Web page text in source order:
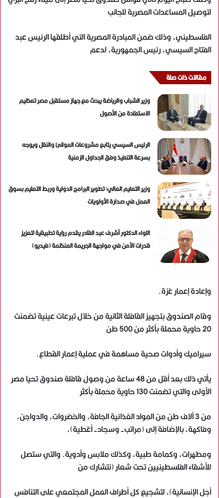
لتوصيل المساعدات المصرية للجانب
الفلسطيني، وذلك ضمن المبادرة المصرية التي أطلقها الرئيس عبد
الفتاح السيسي، رئيس الجمهورية، لدعم
مقالات ذات صلة
وزير الشباب والرياضة يبحث مع جهاز مستقبل مصر تعظيم
الاستفادة من الأصول
الرئيس السيسي يتابع مشروعات الموانئ والنقل ويوجه
بسرعة التنفيذ وفق الجداول الزمنية
وزير التعليم العالي: تطوير البرامج الدولية وربط التعليم بسوق
العمل في صدارة الأولويات
اللواء الدكتور أشرف عبد القادر يقدم رؤية تطبيقية لتعزيز
قدرات الأمن في مواجهة الجريمة المنظمة (فيديو)
وإعادة إعمار غزة.
وقام الصندوق بتجهيز القافلة الثانية من خلال تبرعات عينية تضمنت
20 حاوية محملة بأكثر من 500 طن
سيراميك وأدوات صحية مساهمة في عملية إعمار القطاع.
يأتي ذلك بعد أقل من 48 ساعة من وصول قافلة صندوق تحيا مصر
الأولى والتي تضمنت 130 حاوية محملة بأكثر
من 3 ألاف طن من المواد الغذائية الجافة، والخضروات، والدواجن،
وفاكهة، بالإضافة إلى (مراتب- وسجاد- أغطية)،
ومطهرات، وكمامة طبية، وكذلك ملابس وأدوية. والتي ستصل
للأشقاء الفلسطينيين تحت شعار (نتشارك من
أجل الإنسانية)، لتشجيع كل أطراف العمل المجتمعي على التنافس